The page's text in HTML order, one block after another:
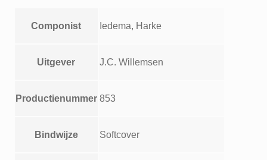
259,443,377,478
Componist Iedema, Harke
Uitgever J.C. Willemsen
Productienummer 853
Bindwijze Softcover